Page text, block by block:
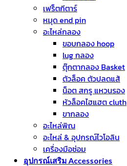
เฟร็ตกีตาร์
หมุด end pin
อะไหล่กลอง
ขอบกลอง hoop
lug กลอง
ตุ๊กตากลอง Basket
ตัวล็อค ตัวปลดแส้
น็อต สกรู แหวนรอง
หัวล็อคไฮแฮต cluth
ขากลอง
อะไหล่พิณ
อะไหล่ & อุปกรณ์ไวโอลิน
เครื่องมือซ่อม
อุปกรณ์เสริม Accessories